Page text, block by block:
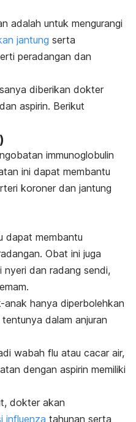
adalah untuk mengurangi
jantung serta
peradangan dan
diberikan dokter
aspirin. Berikut
immunoglobulin
ini dapat membantu
koroner dan jantung
dapat membantu
Obat ini juga
nyeri dan radang sendi,
anak hanya diperbolehkan
dalam anjuran
wabah flu atau cacar air,
dengan aspirin memiliki
dokter akan
influenza tahunan serta